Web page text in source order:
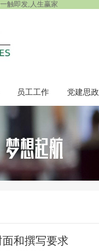
触即发,人生赢家
员工工作 党建思政
和撰写要求